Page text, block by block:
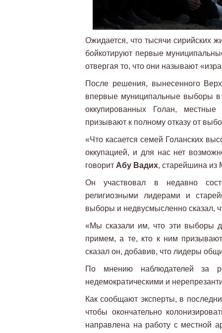
Ожидается, что тысячи сирийских
бойкотируют первые
отвергая то, что они называют
После решения, вынесенного
впервые муниципальные выборы в
оккупированных Голан,
призывают к полному отказу от
«Что касается семей Голанских
оккупацией, и для нас нет
говорит Абу Вадих, старейшина
Он участвовал в недавно
религиозными лидерами и
выборы и недвусмысленно сказал,
«Мы сказали им, что эти выборы
примем, а те, кто к ним
сказал он, добавив, что лидеры
По мнению наблюдателей за
недемократическими и
Как сообщают эксперты, в
чтобы окончательно
направлена на работу с местной